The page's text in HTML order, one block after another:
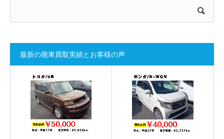
最新の廃車買取実績とお客様の声